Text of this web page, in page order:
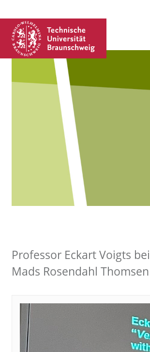
Professor Eckart Voigts
Mads Rosendahl Thomsen